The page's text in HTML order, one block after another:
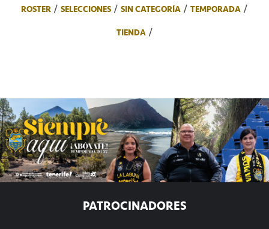
ROSTER
SELECCIONES SIN CATEGORÍA
TEMPORADA
TIENDA
PATROCINADORES